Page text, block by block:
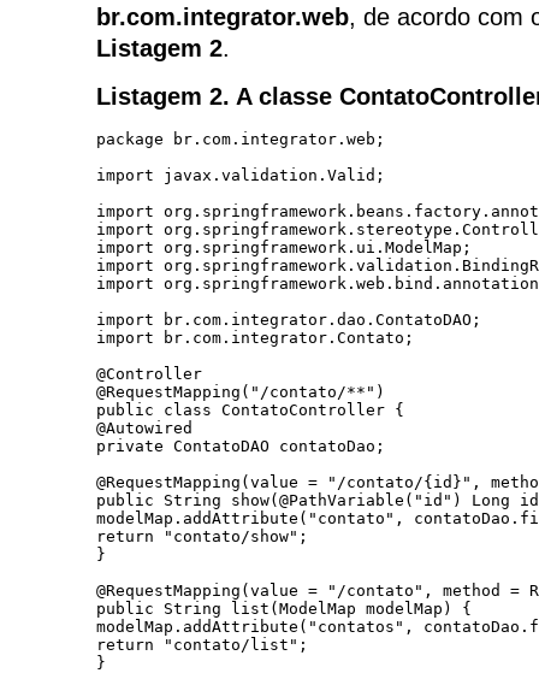
br.com.integrator.web, de acordo com
Listagem 2.
Listagem 2. A classe
package br.com.integrator.web;
import javax.validation.Valid;
import
import
import org.springframework.ui.ModelMap;
import
import
import br.com.integrator.dao.ContatoDAO;
import br.com.integrator.Contato;
@Controller
@RequestMapping("/contato/**")
public class ContatoController {
@Autowired
private ContatoDAO contatoDao;
@RequestMapping(value = "/contato/{id}",
public String show(@PathVariable("id") Long id,
modelMap.addAttribute("contato",
return "contato/show";
}
@RequestMapping(value = "/contato", method =
public String list(ModelMap modelMap) {
modelMap.addAttribute("contatos",
return "contato/list";
}